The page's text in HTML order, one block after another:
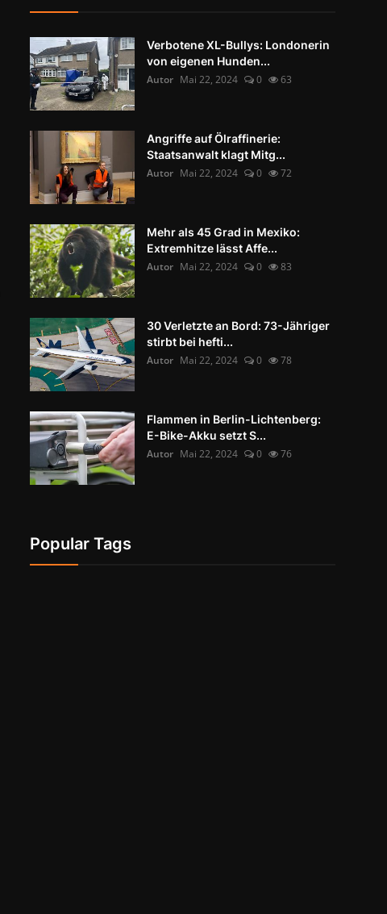
Verbotene XL-Bullys: Londonerin
von eigenen Hunden...
Autor Mai 22, 2024 0 63
Angriffe auf Ölraffinerie:
Staatsanwalt klagt Mitg...
Autor Mai 22, 2024 0 72
Mehr als 45 Grad in Mexiko:
Extremhitze lässt Affe...
Autor Mai 22, 2024 0 83
30 Verletzte an Bord: 73-Jähriger
stirbt bei hefti...
Autor Mai 22, 2024 0 78
Flammen in Berlin-Lichtenberg:
E-Bike-Akku setzt S...
Autor Mai 22, 2024 0 76
Popular Tags